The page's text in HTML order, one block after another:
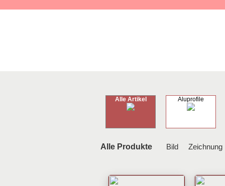
Alle Artikel Aluprofile
Alle Produkte Bild